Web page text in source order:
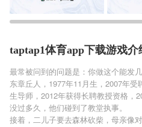
taptap1体育app下载游戏介
最常被问到的问题是：你做这个能发
东章丘人，1977年11月生，2007年
生导师，2012年获得长聘教授资格，
没过多久，他们碰到了教堂执事。
接着，二儿子要去森林砍柴，母亲像